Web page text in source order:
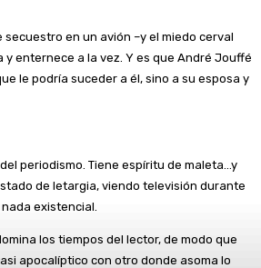
en un avión –y el miedo cerval
enternece a la vez. Y es que André Jouffé
le podría suceder a él, sino a su esposa y
periodismo. Tiene espíritu de maleta…y
de letargia, viendo televisión durante
existencial.
los tiempos del lector, de modo que
apocalíptico con otro donde asoma lo